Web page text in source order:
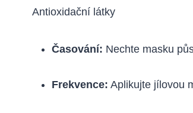
Antioxidační látky
Časování: Nechte masku
Frekvence: Aplikujte jílovou